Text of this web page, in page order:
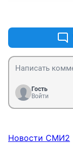
Гость
Войти
Новости СМИ2